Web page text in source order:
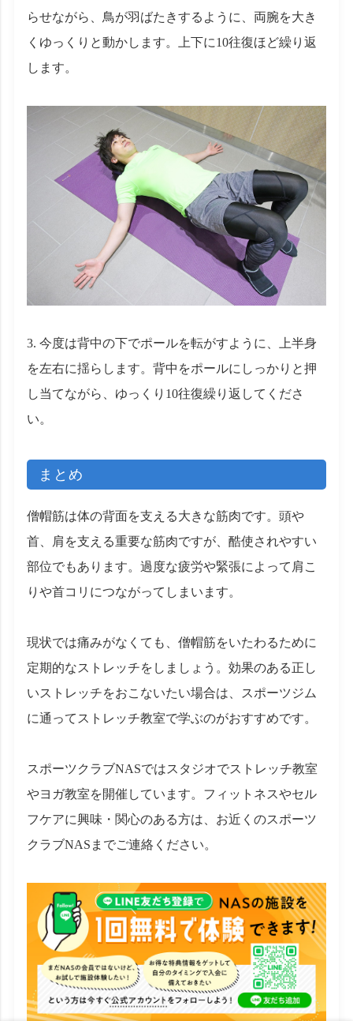
らせながら、鳥が羽ばたきするように、両腕を大き
くゆっくりと動かします。上下に10往復ほど繰り返
します。
3. 今度は背中の下でポールを転がすように、上半身
を左右に揺らします。背中をポールにしっかりと押
し当てながら、ゆっくり10往復繰り返してくださ
い。
まとめ
僧帽筋は体の背面を支える大きな筋肉です。頭や
首、肩を支える重要な筋肉ですが、酷使されやすい
部位でもあります。過度な疲労や緊張によって肩こ
りや首コリにつながってしまいます。
現状では痛みがなくても、僧帽筋をいたわるために
定期的なストレッチをしましょう。効果のある正し
いストレッチをおこないたい場合は、スポーツジム
に通ってストレッチ教室で学ぶのがおすすめです。
スポーツクラブNASではスタジオでストレッチ教室
やヨガ教室を開催しています。フィットネスやセル
フケアに興味・関心のある方は、お近くのスポーツ
クラブNASまでご連絡ください。